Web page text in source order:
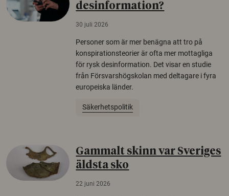
desinformation?
30 juli 2026
Personer som är mer benägna att tro på
konspirationsteorier är ofta mer mottagliga
för rysk desinformation. Det visar en studie
från Försvarshögskolan med deltagare i fyra
europeiska länder.
Säkerhetspolitik
Gammalt skinn var Sveriges
äldsta sko
22 juni 2026